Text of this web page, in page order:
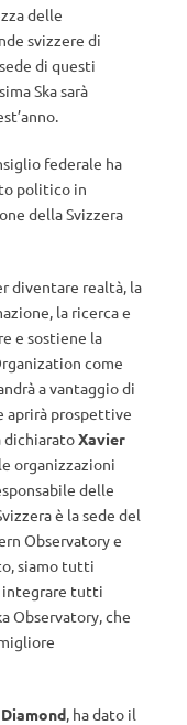
delle
svizzere di
di questi
Ska sarà
federale ha
politico in
della Svizzera
diventare realtà, la
la ricerca e
e sostiene la
come
a vantaggio di
aprirà prospettive
dichiaratoXavier
organizzazioni
delle
è la sede del
Observatory e
siamo tutti
integrare tutti
Observatory, che
, ha dato il